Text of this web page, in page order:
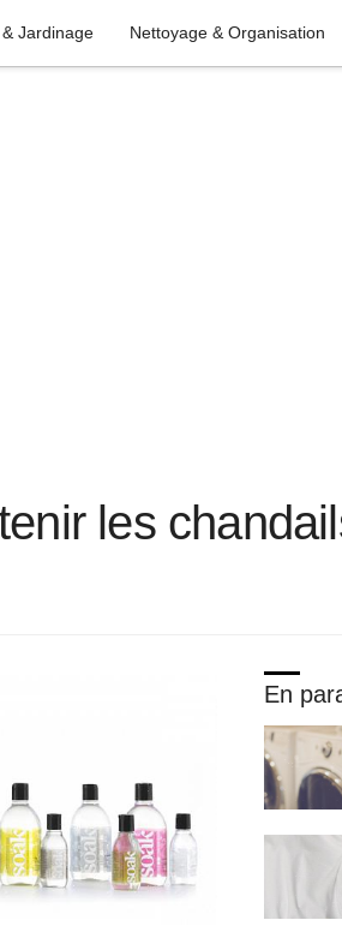
Jardinage Nettoyage & Organisation
les
En